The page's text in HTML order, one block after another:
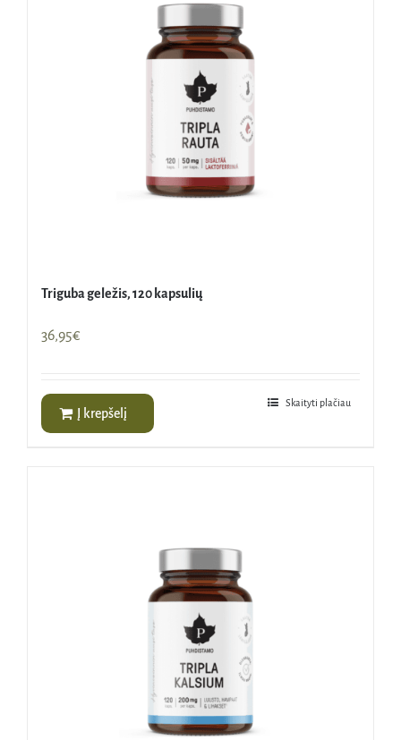
Triguba geležis, 120 kapsulių
36,95€
Į krepšelį
Skaityti plačiau